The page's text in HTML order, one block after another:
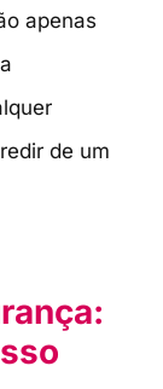
apenas
de um